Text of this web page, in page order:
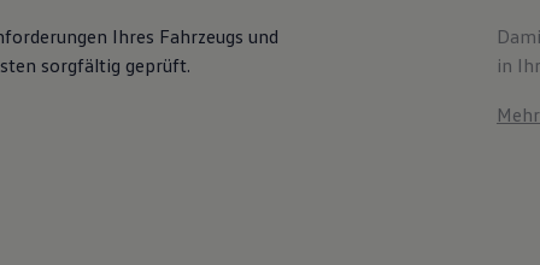
Ihres Fahrzeugs und
sorgfältig geprüft.
in